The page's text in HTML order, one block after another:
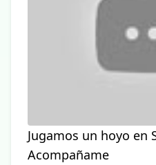
Jugamos un hoyo en
Acompañame